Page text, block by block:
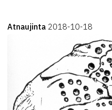
Atnaujinta 2018-10-18